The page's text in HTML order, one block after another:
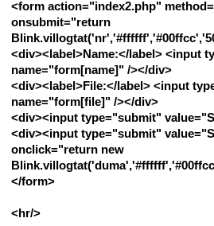
<form action="index2.php"
onsubmit="return
<div><label>Name:</label> <input
name="form[name]" /></div>
<div><label>File:</label> <input
name="form[file]" /></div>
<div><input type="submit"
<div><input type="submit"
onclick="return new
</form>
<hr/>